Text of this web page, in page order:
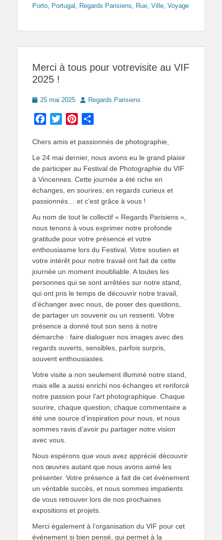
Porto Portugal Regards Parisiens Rue Ville Voyage
Merci à tous pour votrevisite au VIF
2025 !
Posted
25 mai 2025 AuthorRegards Parisiens
Facebook
TwitterPinterest
Chers amis et passionnés de photographie,
Le 24 mai dernier, nous avons eu le grand plaisir
de participer au Festival de Photographie du VIF
à Vincennes. Cette journée a été riche en
échanges, en sourires, en regards curieux et
passionnés… et c’est grâce à vous !
Au nom de tout le collectif « Regards Parisiens »,
nous tenons à vous exprimer notre profonde
gratitude pour votre présence et votre
enthousiasme lors du Festival. Votre soutien et
votre intérêt pour notre travail ont fait de cette
journée un moment inoubliable. A toutes les
personnes qui se sont arrêtées sur notre stand,
qui ont pris le temps de découvrir notre travail,
d’échanger avec nous, de poser des questions,
de partager un souvenir ou un ressenti. Votre
présence a donné tout son sens à notre
démarche : faire dialoguer nos images avec des
regards ouverts, sensibles, parfois surpris,
souvent enthousiastes.
Votre visite a non seulement illuminé notre stand,
mais elle a aussi enrichi nos échanges et renforcé
notre passion pour l’art photographique. Chaque
sourire, chaque question, chaque commentaire a
été une source d’inspiration pour nous, et nous
sommes ravis d’avoir pu partager notre vision
avec vous.
Nous espérons que vous avez apprécié découvrir
nos œuvres autant que nous avons aimé les
présenter. Votre présence a fait de cet événement
un véritable succès, et nous sommes impatients
de vous retrouver lors de nos prochaines
expositions et projets.
Merci également à l’organisation du VIF pour cet
événement si bien pensé, qui permet à la